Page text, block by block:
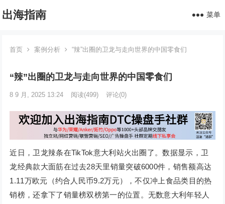
出海指南 菜单
首页 案例分析 “辣”出圈的卫龙与走向世界的中国零食们
“辣”出圈的卫龙与走向世界的中国零食们
8 9 月, 2025 13:24 阅读(499) 评论(0)
近日，卫龙辣条在TikTok意大利站火出圈了。数据显示，卫
龙经典款大面筋在过去28天里销量突破6000件，销售额高达
1.11万欧元（约合人民币9.2万元），不仅冲上食品类目的热
销榜，还拿下了销量榜双榜第一的位置。无数意大利年轻人